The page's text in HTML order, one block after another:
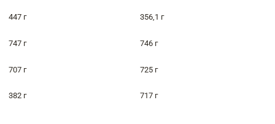
447 г 356,1 г
747 г 746 г
707 г 725 г
382 г 717 г